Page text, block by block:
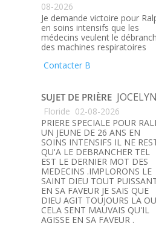
08-2026
Je demande victoire pour
en soins intensifs que les
médecins veulent le
des machines respiratoires
Contacter B
SUJET DE PRIÈRE
Floride 02-08-2026
PRIERE SPECIALE POUR
UN JEUNE DE 26 ANS EN
SOINS INTENSIFS IL NE
QU'A LE DEBRANCHER TEL
EST LE DERNIER MOT DES
MEDECINS .IMPLORONS LE
SAINT DIEU TOUT
EN SA FAVEUR JE SAIS QUE
DIEU AGIT TOUJOURS LA OU
CELA SENT MAUVAIS QU'IL
AGISSE EN SA FAVEUR .